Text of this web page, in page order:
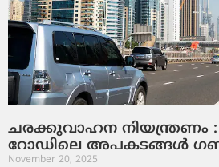
ചരക്കുവാഹന നിയന്ത്രണം :
റോഡിലെ അപകടങ്ങൾ
November 20, 2025